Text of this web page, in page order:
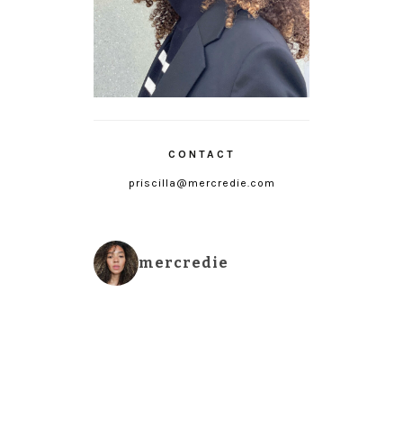
CONTACT
priscilla@mercredie.com
mercredie